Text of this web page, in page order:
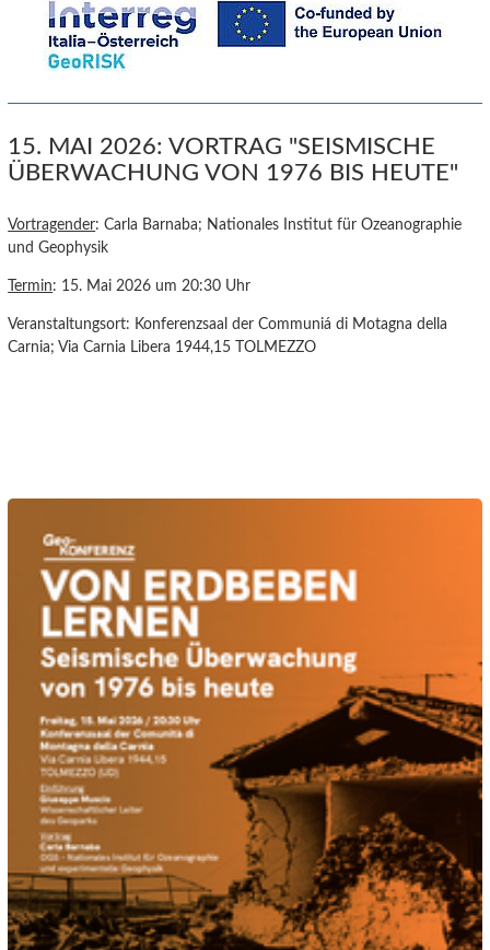
15. MAI 2026: VORTRAG "SEISMISCHE
ÜBERWACHUNG VON 1976 BIS HEUTE"
Vortragender: Carla Barnaba; Nationales Institut für Ozeanographie
und Geophysik
Termin: 15. Mai 2026 um 20:30 Uhr
Veranstaltungsort: Konferenzsaal der Communiá di Motagna della
Carnia; Via Carnia Libera 1944,15 TOLMEZZO